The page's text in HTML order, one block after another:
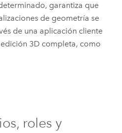
garantiza que
de geometría se
de una aplicación cliente
3D completa, como
roles y